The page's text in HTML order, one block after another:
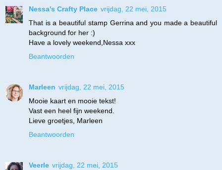
Nessa's Crafty Place vrijdag, 22 mei, 2015
That is a beautiful stamp Gerrina and you made a beautiful
background for her :)
Have a lovely weekend,Nessa xxx
Beantwoorden
Marleen vrijdag, 22 mei, 2015
Mooie kaart en mooie tekst!
Vast een heel fijn weekend.
Lieve groetjes, Marleen
Beantwoorden
Veerle vrijdag, 22 mei, 2015